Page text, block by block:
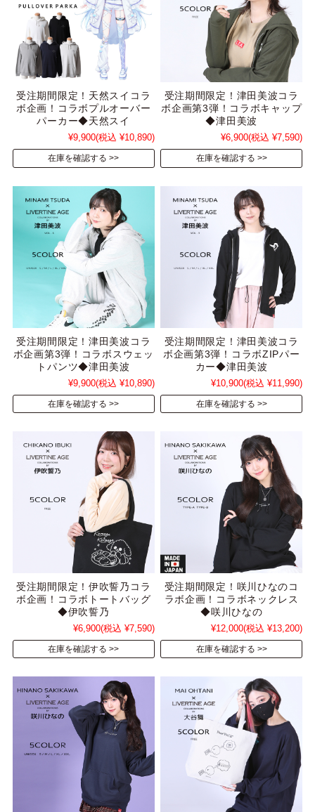
受注期間限定！天然スイコラ
ボ企画！コラボプルオーバー
パーカー◆天然スイ
¥9,900(税込 ¥10,890)
在庫を確認する
受注期間限定！津田美波コラ
ボ企画第3弾！コラボキャップ
◆津田美波
¥6,900(税込 ¥7,590)
在庫を確認する
受注期間限定！津田美波コラ
ボ企画第3弾！コラボスウェッ
トパンツ◆津田美波
¥9,900(税込 ¥10,890)
在庫を確認する
受注期間限定！津田美波コラ
ボ企画第3弾！コラボZIPパー
カー◆津田美波
¥10,900(税込 ¥11,990)
在庫を確認する
受注期間限定！伊吹誓乃コラ
ボ企画！コラボトートバッグ
◆伊吹誓乃
¥6,900(税込 ¥7,590)
在庫を確認する
受注期間限定！咲川ひなのコ
ラボ企画！コラボネックレス
◆咲川ひなの
¥12,000(税込 ¥13,200)
在庫を確認する